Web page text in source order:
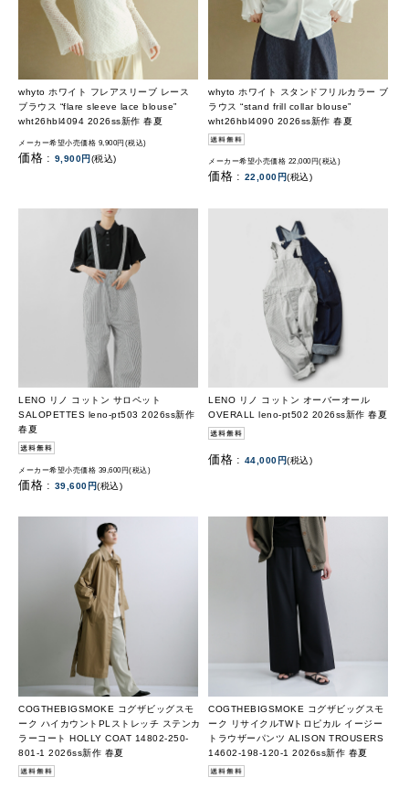
whyto ホワイト フレアスリーブ レース
ブラウス “flare sleeve lace blouse”
wht26hbl4094 2026ss新作 春夏
メーカー希望小売価格 9,900円(税込)
価格 : 9,900円(税込)
whyto ホワイト スタンドフリルカラー ブ
ラウス “stand frill collar blouse”
wht26hbl4090 2026ss新作 春夏
メーカー希望小売価格 22,000円(税込)
価格 : 22,000円(税込)
LENO リノ コットン サロペット
SALOPETTES leno-pt503 2026ss新作
春夏
メーカー希望小売価格 39,600円(税込)
価格 : 39,600円(税込)
LENO リノ コットン オーバーオール
OVERALL leno-pt502 2026ss新作 春夏
価格 : 44,000円(税込)
COGTHEBIGSMOKE コグザビッグスモ
ーク ハイカウントPLストレッチ ステンカ
ラーコート HOLLY COAT 14802-250-
801-1 2026ss新作 春夏
COGTHEBIGSMOKE コグザビッグスモ
ーク リサイクルTWトロピカル イージー
トラウザーパンツ ALISON TROUSERS
14602-198-120-1 2026ss新作 春夏